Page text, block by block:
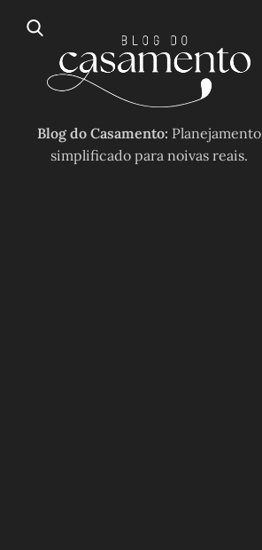
Blog do Casamento: Planejamento
simplificado para noivas reais.